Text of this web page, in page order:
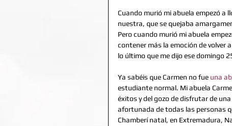
Cuando murió mi abuela empezó a
nuestra, que se quejaba
Pero cuando murió mi abuela
contener más la emoción de volver
lo último que me dijo ese domingo
Ya sabéis que Carmen no fue una
estudiante normal. Mi abuela
éxitos y del gozo de disfrutar de
afortunada de todas las personas
Chamberí natal, en Extremadura,